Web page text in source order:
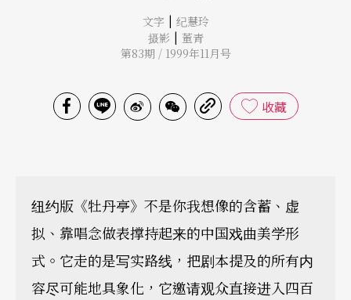
文字 | 纪慧玲
摄影 | 董青
第83期 / 1999年11月号
收藏
纽约版《牡丹亭》不是你我想像的含蓄、虚
拟、靠唱念做表撑持起来的中国戏曲美学形
式。它走的是写实路线，把剧本提及的所有内
容尽可能地具象化，它邀请观众直接进入四百